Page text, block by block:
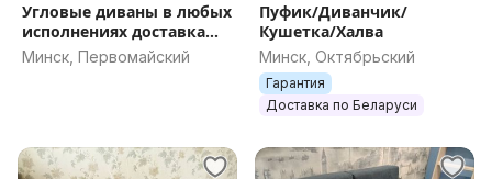
Угловые диваны в любых
исполнениях доставка
гарантия
Минск, Первомайский
Пуфик/Диванчик/
Кушетка/Халва
Минск, Октябрьский
Гарантия
Доставка по Беларуси